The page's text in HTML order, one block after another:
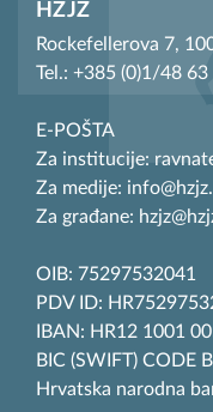
HZJZ
Rockefellerova 7,
Tel.: +385 (0)1/48 63
E-POŠTA
Za institucije:
Za medije:
Za građane:
OIB: 75297532041
PDV ID:
IBAN: HR12 1001
BIC (SWIFT) CODE
Hrvatska narodna